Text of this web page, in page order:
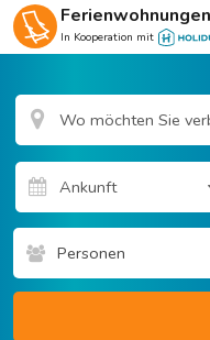
In Kooperation mit
Personen